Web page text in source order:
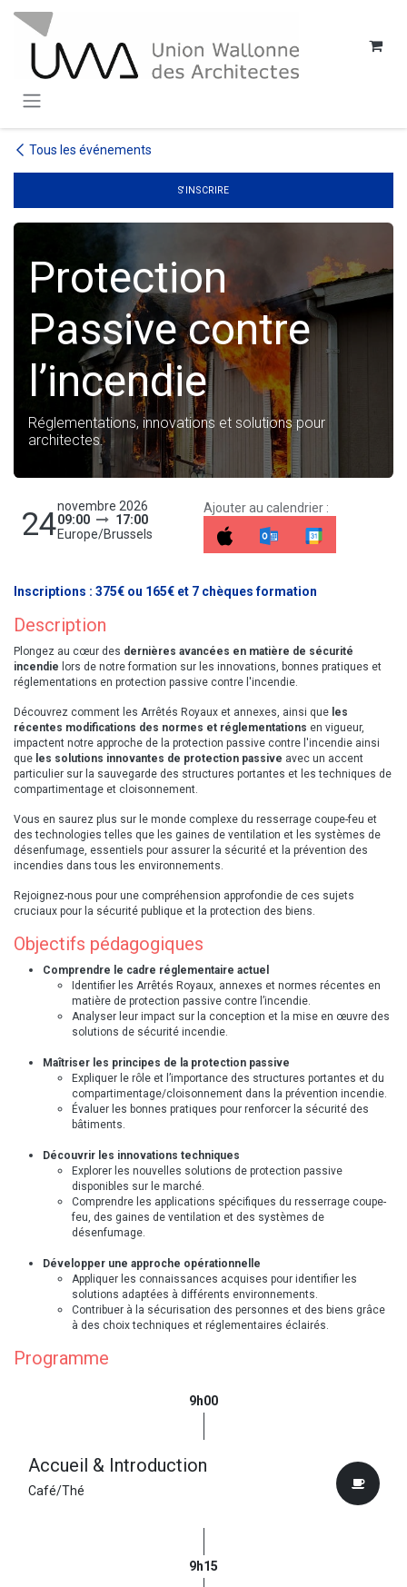
Tous les événements
S'INSCRIRE
Protection
Passive contre
l’incendie
Réglementations, innovations et solutions pour
architectes.
24novembre 2026
09:00
17:00
Europe/Brussels
Ajouter au calendrier :
Inscriptions : 375€ ou 165€ et 7 chèques formation
Description
Plongez au cœur des dernières avancées en matière de sécurité
incendie lors de notre formation sur les innovations, bonnes pratiques et ​
réglementations en protection passive contre l'incendie.
Découvrez comment les Arrêtés Royaux et annexes, ainsi que les
récentes modifications des normes et réglementations en vigueur, ​
impactent notre approche de la protection passive contre l'incendie ainsi
que les solutions innovantes de protection passive avec un ​accent
particulier sur la sauvegarde des structures portantes et les techniques de
compartimentage et cloisonnement.
Vous en saurez plus sur le monde complexe du resserrage coupe-feu et
des technologies telles que les gaines de ventilation et les systèmes de
désenfumage, essentiels pour assurer la sécurité et la prévention des
incendies dans tous les environnements.
R​ejoignez-nous pour une compréhension approfondie de ces sujets
cruciaux pour la sécurité publique et la protection des biens.
Objectifs pédagogiques
Comprendre le cadre réglementaire actuel
Identifier les Arrêtés Royaux, annexes et normes récentes en
matière de protection passive contre l’incendie.
Analyser leur impact sur la conception et la mise en œuvre des
solutions de sécurité incendie.
Maîtriser les principes de la protection passive
Expliquer le rôle et l’importance des structures portantes et du
compartimentage/cloisonnement dans la prévention incendie.
Évaluer les bonnes pratiques pour renforcer la sécurité des
bâtiments.
Découvrir les innovations techniques
Explorer les nouvelles solutions de protection passive
disponibles sur le marché.
Comprendre les applications spécifiques du resserrage coupe-
feu, des gaines de ventilation et des systèmes de
désenfumage.
Développer une approche opérationnelle
Appliquer les connaissances acquises pour identifier les
solutions adaptées à différents environnements.
Contribuer à la sécurisation des personnes et des biens grâce
à des choix techniques et réglementaires éclairés.
Programme
9h00
Accueil & Introduction
Café/Thé
9h15